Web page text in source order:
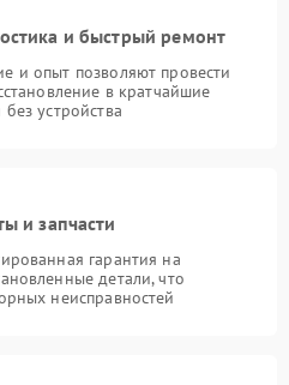
и быстрый ремонт
и опыт позволяют провести
в кратчайшие
устройства
и запчасти
гарантия на
детали, что
неисправностей